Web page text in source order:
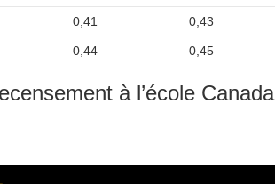
0,41 0,43
0,44 0,45
à l’école